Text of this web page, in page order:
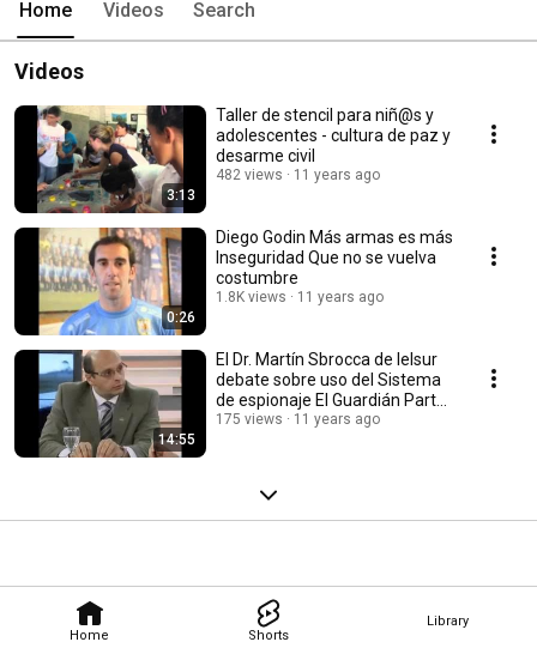
Home Shorts
Library
Home Videos Search
Videos
3:13
Taller de stencil para niñ@s y
adolescentes - cultura de paz y
desarme civil
482 views 11 years ago
0:26
Diego Godin Más armas es más
Inseguridad Que no se vuelva
costumbre
1.8K views 11 years ago
14:55
El Dr. Martín Sbrocca de Ielsur
debate sobre uso del Sistema
de espionaje El Guardián Parte
3
175 views 11 years ago